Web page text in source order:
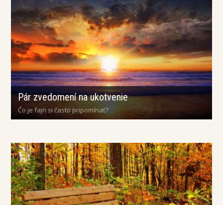
Pár zvedomení na ukotvenie
Čo je fajn si často pripomínať?